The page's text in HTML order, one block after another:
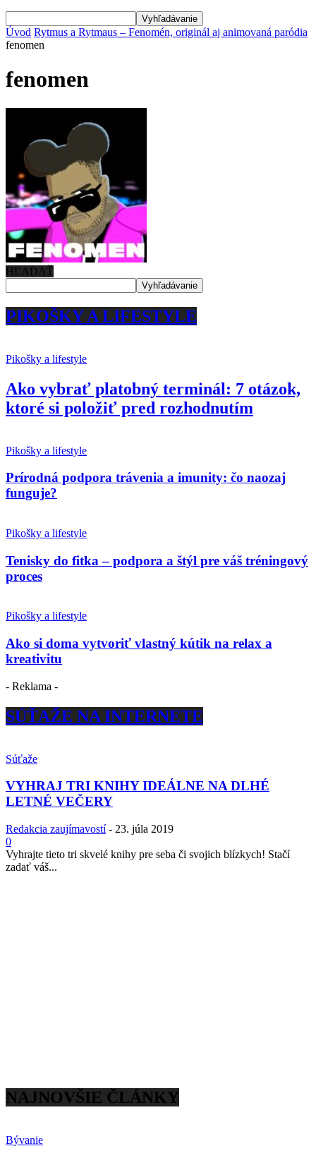
Úvod Rytmus a Rytmaus – Fenomén, originál aj animovaná paródia
fenomen
fenomen
HĽADAŤ
PIKOŠKY A LIFESTYLE
Pikošky a lifestyle
Ako vybrať platobný terminál: 7 otázok,
ktoré si položiť pred rozhodnutím
Pikošky a lifestyle
Prírodná podpora trávenia a imunity: čo naozaj
funguje?
Pikošky a lifestyle
Tenisky do fitka – podpora a štýl pre váš tréningový
proces
Pikošky a lifestyle
Ako si doma vytvoriť vlastný kútik na relax a
kreativitu
- Reklama -
SÚŤAŽE NA INTERNETE
Súťaže
VYHRAJ TRI KNIHY IDEÁLNE NA DLHÉ
LETNÉ VEČERY
Redakcia zaujímavostí - 23. júla 2019
0
Vyhrajte tieto tri skvelé knihy pre seba či svojich blízkych! Stačí
zadať váš...
NAJNOVŠIE ČLÁNKY
Bývanie